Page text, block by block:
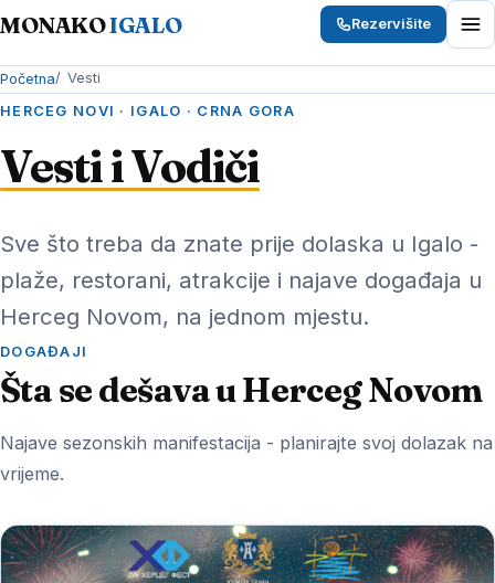
MONAKOIGALO Rezervišite
Početna
Vesti
HERCEG NOVI · IGALO · CRNA GORA
Vesti i Vodiči
Sve što treba da znate prije dolaska u Igalo -
plaže, restorani, atrakcije i najave događaja u
Herceg Novom, na jednom mjestu.
DOGAĐAJI
Šta se dešava u Herceg Novom
Najave sezonskih manifestacija - planirajte svoj dolazak na
vrijeme.